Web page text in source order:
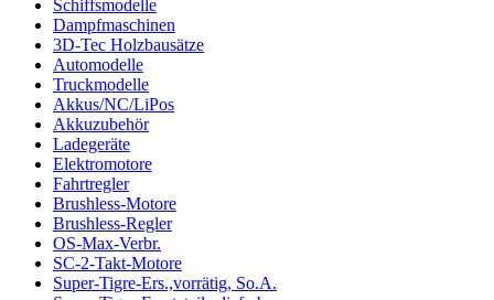
Schiffsmodelle
Dampfmaschinen
3D-Tec Holzbausätze
Automodelle
Truckmodelle
Akkus/NC/LiPos
Akkuzubehör
Ladegeräte
Elektromotore
Fahrtregler
Brushless-Motore
Brushless-Regler
OS-Max-Verbr.
SC-2-Takt-Motore
Super-Tigre-Ers.,vorrätig, So.A.